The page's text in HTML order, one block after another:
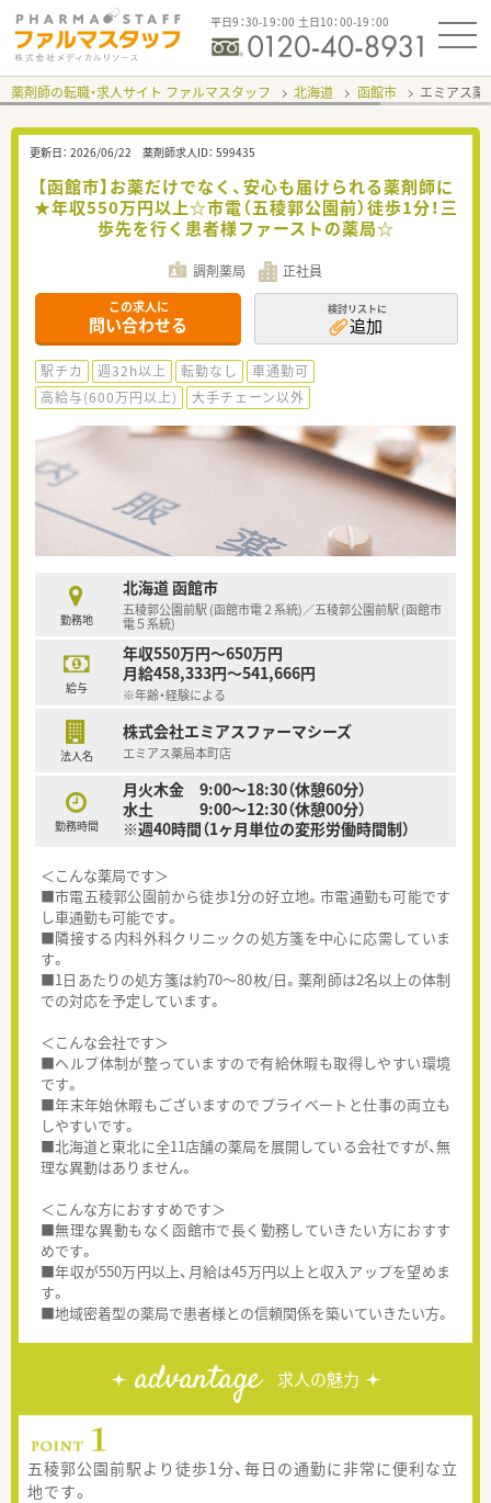
平日9：30-19：00 土日10：00-19：00
薬剤師の転職・求人サイト ファルマスタッフ 北海道 函館市 エミアス薬
更新日： 2026/06/22 薬剤師求人ID： 599435
【函館市】お薬だけでなく、安心も届けられる薬剤師に
★年収550万円以上☆市電（五稜郭公園前）徒歩1分！三
歩先を行く患者様ファーストの薬局☆
調剤薬局 正社員
この求人に
問い合わせる
検討リストに
追加
駅チカ 週32h以上 転勤なし
車通勤可
高給与(600万円以上)
大手チェーン以外
勤務地
北海道 函館市
五稜郭公園前駅 (函館市電２系統)／五稜郭公園前駅 (函館市
電５系統)
給与
年収550万円～650万円
月給458,333円～541,666円
※年齢・経験による
法人名
株式会社エミアスファーマシーズ
エミアス薬局本町店
勤務時間
月火木金 9:00～18:30（休憩60分）
水土 9:00～12:30（休憩00分）
※週40時間（1ヶ月単位の変形労働時間制）
＜こんな薬局です＞
■市電五稜郭公園前から徒歩1分の好立地。市電通勤も可能です
し車通勤も可能です。
■隣接する内科外科クリニックの処方箋を中心に応需していま
す。
■1日あたりの処方箋は約70～80枚/日。薬剤師は2名以上の体制
での対応を予定しています。
＜こんな会社です＞
■ヘルプ体制が整っていますので有給休暇も取得しやすい環境
です。
■年末年始休暇もございますのでプライベートと仕事の両立も
しやすいです。
■北海道と東北に全11店舗の薬局を展開している会社ですが、無
理な異動はありません。
＜こんな方におすすめです＞
■無理な異動もなく函館市で長く勤務していきたい方におすす
めです。
■年収が550万円以上、月給は45万円以上と収入アップを望めま
す。
■地域密着型の薬局で患者様との信頼関係を築いていきたい方。
advantage 求人の魅力
五稜郭公園前駅より徒歩1分、毎日の通勤に非常に便利な立
地です。